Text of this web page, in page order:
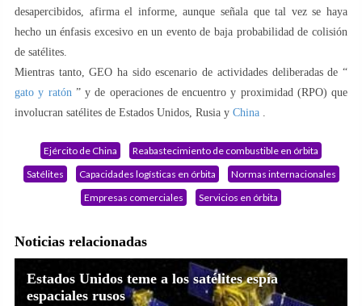
desapercibidos, afirma el informe, aunque señala que tal vez se haya
hecho un énfasis excesivo en un evento de baja probabilidad de colisión
de satélites.
Mientras tanto, GEO ha sido escenario de actividades deliberadas de “
gato y ratón ” y de operaciones de encuentro y proximidad (RPO) que
involucran satélites de Estados Unidos, Rusia y China
Ejército de China
Reabastecimiento de combustible en órbita
Satélites
Capacidades logísticas en órbita
Normas internacionales
Empresas comerciales
Servicios en órbita
Noticias relacionadas
Estados Unidos teme a los satélites espía
espaciales rusos